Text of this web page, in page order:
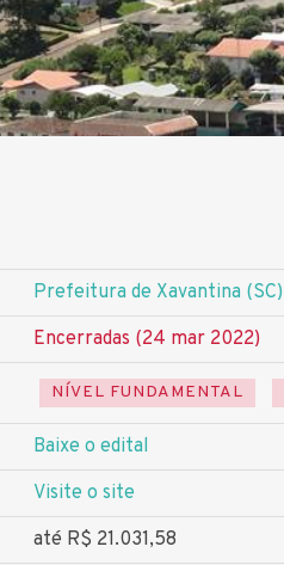
Prefeitura de Xavantina (SC)
Encerradas (24 mar 2022)
NÍVEL FUNDAMENTAL
Baixe o edital
Visite o site
até R$ 21.031,58